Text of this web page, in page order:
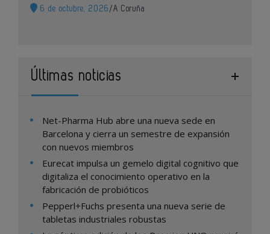
6 de octubre, 2026 /A Coruña
Últimas noticias
Net-Pharma Hub abre una nueva sede en
Barcelona y cierra un semestre de expansión
con nuevos miembros
Eurecat impulsa un gemelo digital cognitivo que
digitaliza el conocimiento operativo en la
fabricación de probióticos
Pepperl+Fuchs presenta una nueva serie de
tabletas industriales robustas